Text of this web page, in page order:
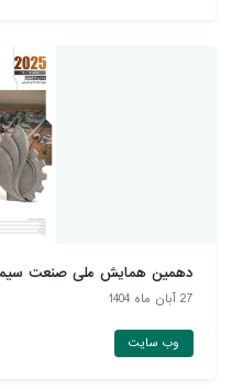
دهمین همايش ملی صنعت
27 آبان ماه 1404
وب سایت